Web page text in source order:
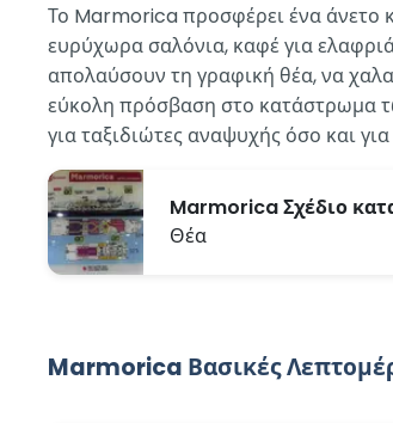
Το Marmorica προσφέρει ένα άνετο
ευρύχωρα σαλόνια, καφέ για
απολαύσουν τη γραφική θέα, να
εύκολη πρόσβαση στο κατάστρωμα
για ταξιδιώτες αναψυχής όσο και
Marmorica Σχέδιο
Θέα
Marmorica Βασικές